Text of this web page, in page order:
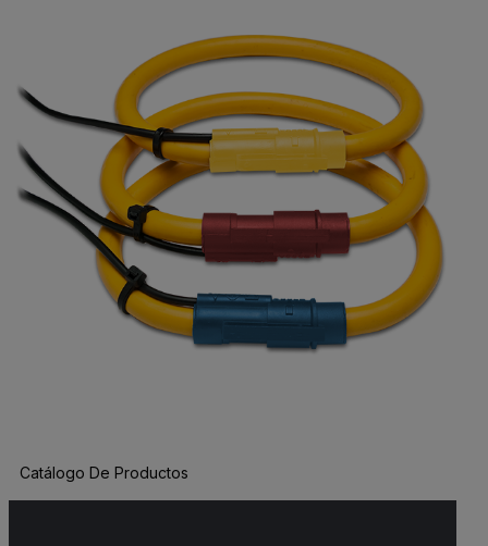
Catálogo De Productos